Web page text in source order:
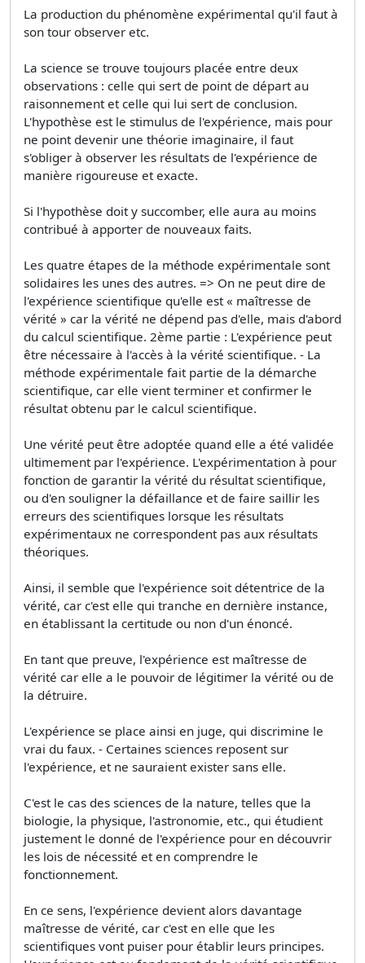
La production du phénomène expérimental qu'il faut à
son tour observer etc.
La science se trouve toujours placée entre deux
observations : celle qui sert de point de départ au
raisonnement et celle qui lui sert de conclusion.
L'hypothèse est le stimulus de l'expérience, mais pour
ne point devenir une théorie imaginaire, il faut
s'obliger à observer les résultats de l'expérience de
manière rigoureuse et exacte.
Si l'hypothèse doit y succomber, elle aura au moins
contribué à apporter de nouveaux faits.
Les quatre étapes de la méthode expérimentale sont
solidaires les unes des autres. => On ne peut dire de
l'expérience scientifique qu'elle est « maîtresse de
vérité » car la vérité ne dépend pas d'elle, mais d'abord
du calcul scientifique. 2ème partie : L'expérience peut
être nécessaire à l'accès à la vérité scientifique. - La
méthode expérimentale fait partie de la démarche
scientifique, car elle vient terminer et confirmer le
résultat obtenu par le calcul scientifique.
Une vérité peut être adoptée quand elle a été validée
ultimement par l'expérience. L'expérimentation à pour
fonction de garantir la vérité du résultat scientifique,
ou d'en souligner la défaillance et de faire saillir les
erreurs des scientifiques lorsque les résultats
expérimentaux ne correspondent pas aux résultats
théoriques.
Ainsi, il semble que l'expérience soit détentrice de la
vérité, car c'est elle qui tranche en dernière instance,
en établissant la certitude ou non d'un énoncé.
En tant que preuve, l'expérience est maîtresse de
vérité car elle a le pouvoir de légitimer la vérité ou de
la détruire.
L'expérience se place ainsi en juge, qui discrimine le
vrai du faux. - Certaines sciences reposent sur
l'expérience, et ne sauraient exister sans elle.
C'est le cas des sciences de la nature, telles que la
biologie, la physique, l'astronomie, etc., qui étudient
justement le donné de l'expérience pour en découvrir
les lois de nécessité et en comprendre le
fonctionnement.
En ce sens, l'expérience devient alors davantage
maîtresse de vérité, car c'est en elle que les
scientifiques vont puiser pour établir leurs principes.